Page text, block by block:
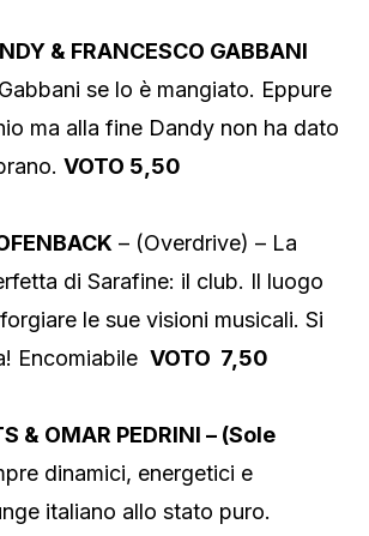
& FRANCESCO GABBANI
se lo è mangiato. Eppure
ma alla fine Dandy non ha dato
VOTO 5,50
– (Overdrive) – La
di Sarafine: il club. Il luogo
le sue visioni musicali. Si
Encomiabile VOTO 7,50
& OMAR PEDRINI – (Sole
dinamici, energetici e
italiano allo stato puro.